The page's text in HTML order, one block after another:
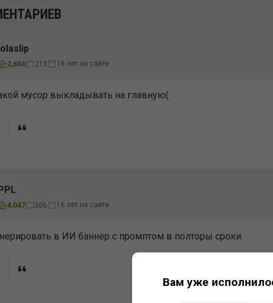
Вам уже
2,604 213 16 лет на сайте
мусор выкладывать на главную(
4,047 506 16 лет на сайте
в ИИ баннер с промптом в полторы сроки.